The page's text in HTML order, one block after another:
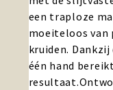
een traploze
moeiteloos
kruiden.
één hand